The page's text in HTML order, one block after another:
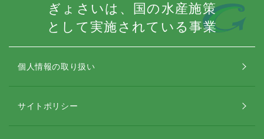
ぎょさいは、国の水産施策
として実施されている事業
個人情報の取り扱い
サイトポリシー